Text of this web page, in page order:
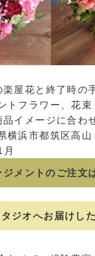
屋花と終了時の
トフラワー、花束
イメージに合わ
横浜市都筑区高山
ジメントのご注文
ジオへお届けし